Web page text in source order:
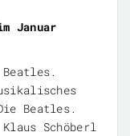
Januar
Beatles.
Schöberl